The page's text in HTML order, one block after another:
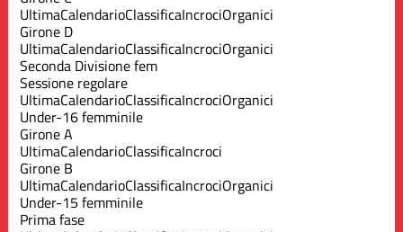
UltimaCalendarioClassificaIncrociOrganici
Girone D
UltimaCalendarioClassificaIncrociOrganici
Seconda Divisione fem
Sessione regolare
UltimaCalendarioClassificaIncrociOrganici
Under-16 femminile
Girone A
UltimaCalendarioClassificaIncroci
Girone B
UltimaCalendarioClassificaIncrociOrganici
Under-15 femminile
Prima fase